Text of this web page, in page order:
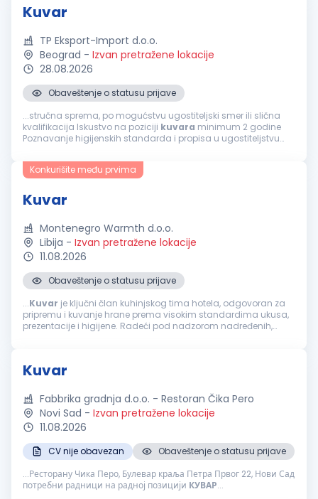
Kuvar
TP Eksport-Import d.o.o.
Beograd - Izvan pretražene lokacije
28.08.2026
Obaveštenje o statusu prijave
...stručna sprema, po mogućstvu ugostiteljski smer ili slična
kvalifikacija Iskustvo na poziciji kuvara minimum 2 godine
Poznavanje higijenskih standarda i propisa u ugostiteljstvu
spremnost na rad...
Konkurišite među prvima
Kuvar
Montenegro Warmth d.o.o.
Libija - Izvan pretražene lokacije
11.08.2026
Obaveštenje o statusu prijave
...Kuvar je ključni član kuhinjskog tima hotela, odgovoran za
pripremu i kuvanje hrane prema visokim standardima ukusa,
prezentacije i higijene. Radeći pod nadzorom nadređenih,
Kuvar
Fabbrika gradnja d.o.o. - Restoran Čika Pero
Novi Sad - Izvan pretražene lokacije
11.08.2026
CV nije obavezan
Obaveštenje o statusu prijave
...Ресторану Чика Перо, Булевар краља Петра Првог 22, Нови Сад
потребни радници на радној позицији КУВАР...